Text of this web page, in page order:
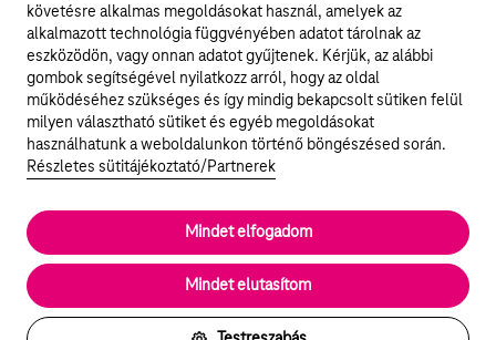
Legyél a Hello Biznisz közösség tagja!
REGISZTRÁLOK/BELÉPEK
© 2024 Magyar Telekom Nyrt.
Rólunk
Cookie beállítások
követésre alkalmas megoldásokat használ, amelyek az
alkalmazott technológia függvényében adatot tárolnak az
eszközödön, vagy onnan adatot gyűjtenek. Kérjük, az alábbi
gombok segítségével nyilatkozz arról, hogy az oldal
működéséhez szükséges és így mindig bekapcsolt sütiken felül
milyen választható sütiket és egyéb megoldásokat
használhatunk a weboldalunkon történő böngészésed során.
Részletes sütitájékoztató/Partnerek
Mindet elutasítom
Mindet elfogadom